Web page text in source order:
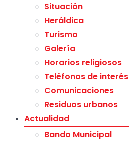
Situación
Heráldica
Turismo
Galería
Horarios religiosos
Teléfonos de interés
Comunicaciones
Residuos urbanos
Actualidad
Bando Municipal